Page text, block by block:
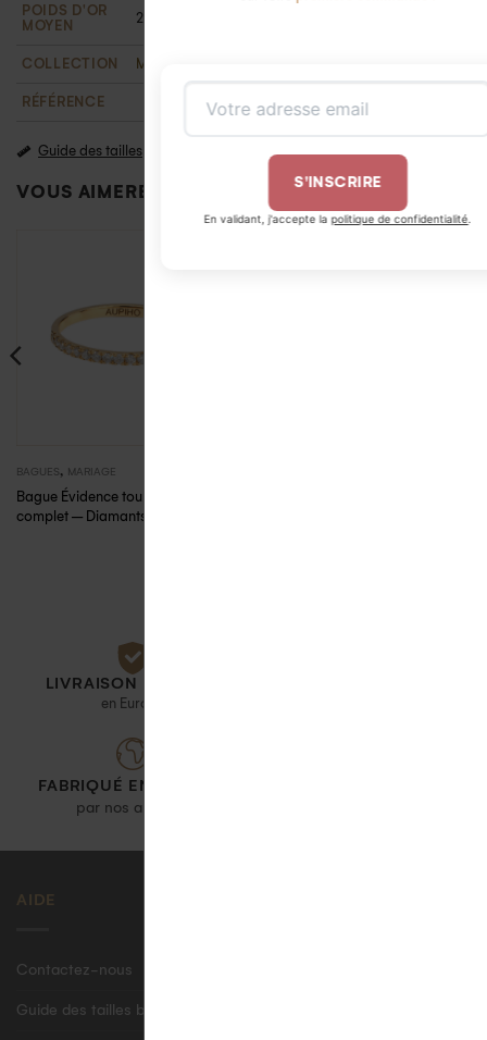
POIDS D'OR
MOYEN
2,4 g
COLLECTION Mariage
RÉFÉRENCE
Guide des tailles
VOUS AIMEREZ PEUT-ÊTRE AUSSI…
BAGUES , MARIAGE
Bague Évidence tour
complet – Diamants
LIVRAISON OFFERTE
en Europe
FABRIQUÉ EN FRANCE
par nos artisans
AIDE
Contactez-nous
Guide des tailles bagues
En validant, j'accepte lapolitique de confidentialité.